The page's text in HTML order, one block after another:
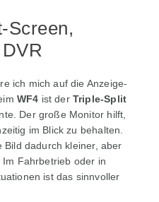
Screen,
ich mich auf die Anzeige-
WF4 ist der Triple-Split
Der große Monitor hilft,
im Blick zu behalten.
Bild dadurch kleiner, aber
Fahrbetrieb oder in
ist das sinnvoller